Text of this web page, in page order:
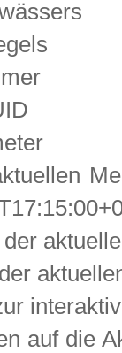
auf die